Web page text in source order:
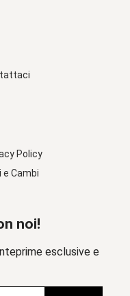
Policy
e Cambi
noi!
esclusive e